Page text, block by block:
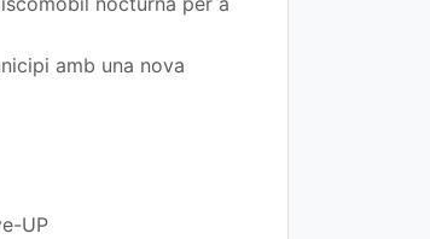
amb una nova
UP